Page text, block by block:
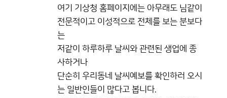
여기 기상청 홈페이지에는 아무래도 님같이
전문적이고 이성적으로 전체를 보는 분보다
는
저같이 하루하루 날씨와 관련된 생업에 종
사하거나
단순히 우리동네 날씨예보를 확인하러 오시
는 일반인들이 많다고 봅니다.